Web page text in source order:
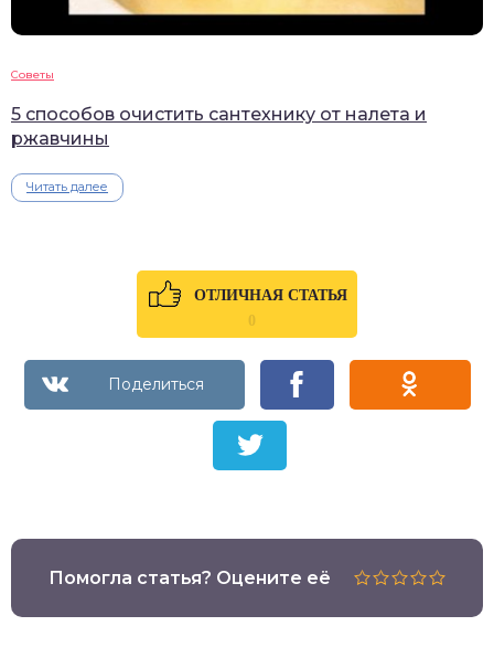
Советы
5 способов очистить сантехнику от налета и
ржавчины
Читать далее
ОТЛИЧНАЯ СТАТЬЯ
0
Помогла статья? Оцените её